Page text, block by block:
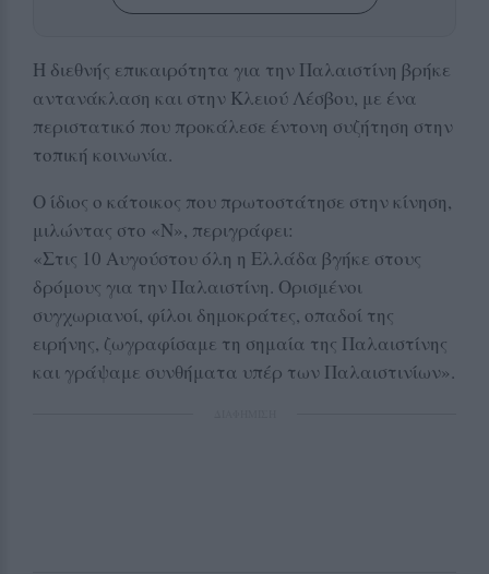
Η διεθνής επικαιρότητα για την Παλαιστίνη βρήκε
αντανάκλαση και στην Κλειού Λέσβου, με ένα
περιστατικό που προκάλεσε έντονη συζήτηση στην
τοπική κοινωνία.
Ο ίδιος ο κάτοικος που πρωτοστάτησε στην κίνηση,
μιλώντας στο «Ν», περιγράφει:
«Στις 10 Αυγούστου όλη η Ελλάδα βγήκε στους
δρόμους για την Παλαιστίνη. Ορισμένοι
συγχωριανοί, φίλοι δημοκράτες, οπαδοί της
ειρήνης, ζωγραφίσαμε τη σημαία της Παλαιστίνης
και γράψαμε συνθήματα υπέρ των Παλαιστινίων».